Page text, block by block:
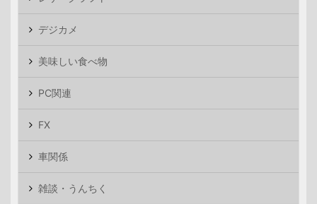
デジカメ
美味しい食べ物
PC関連
FX
車関係
雑談・うんちく